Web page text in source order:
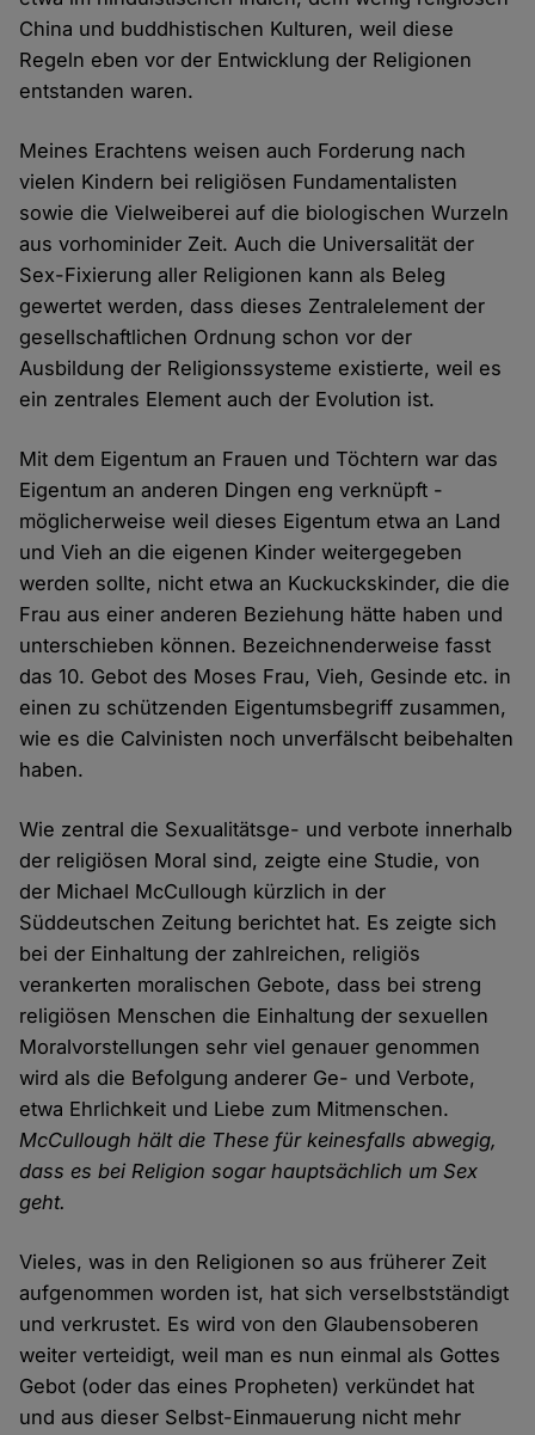
China und buddhistischen Kulturen, weil diese
Regeln eben vor der Entwicklung der Religionen
entstanden waren.
Meines Erachtens weisen auch Forderung nach
vielen Kindern bei religiösen Fundamentalisten
sowie die Vielweiberei auf die biologischen Wurzeln
aus vorhominider Zeit. Auch die Universalität der
Sex-Fixierung aller Religionen kann als Beleg
gewertet werden, dass dieses Zentralelement der
gesellschaftlichen Ordnung schon vor der
Ausbildung der Religionssysteme existierte, weil es
ein zentrales Element auch der Evolution ist.
Mit dem Eigentum an Frauen und Töchtern war das
Eigentum an anderen Dingen eng verknüpft -
möglicherweise weil dieses Eigentum etwa an Land
und Vieh an die eigenen Kinder weitergegeben
werden sollte, nicht etwa an Kuckuckskinder, die die
Frau aus einer anderen Beziehung hätte haben und
unterschieben können. Bezeichnenderweise fasst
das 10. Gebot des Moses Frau, Vieh, Gesinde etc. in
einen zu schützenden Eigentumsbegriff zusammen,
wie es die Calvinisten noch unverfälscht beibehalten
haben.
Wie zentral die Sexualitätsge- und verbote innerhalb
der religiösen Moral sind, zeigte eine Studie, von
der Michael McCullough kürzlich in der
Süddeutschen Zeitung berichtet hat. Es zeigte sich
bei der Einhaltung der zahlreichen, religiös
verankerten moralischen Gebote, dass bei streng
religiösen Menschen die Einhaltung der sexuellen
Moralvorstellungen sehr viel genauer genommen
wird als die Befolgung anderer Ge- und Verbote,
etwa Ehrlichkeit und Liebe zum Mitmenschen.
McCullough hält die These für keinesfalls abwegig,
dass es bei Religion sogar hauptsächlich um Sex
geht.
Vieles, was in den Religionen so aus früherer Zeit
aufgenommen worden ist, hat sich verselbstständigt
und verkrustet. Es wird von den Glaubensoberen
weiter verteidigt, weil man es nun einmal als Gottes
Gebot (oder das eines Propheten) verkündet hat
und aus dieser Selbst-Einmauerung nicht mehr